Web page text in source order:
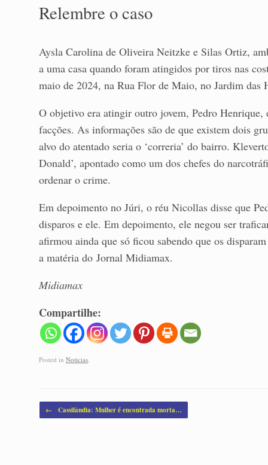
Relembre o caso
Aysla Carolina de Oliveira Neitzke e Silas Ortiz,
a uma casa quando foram atingidos por tiros nas
maio de 2024, na Rua Flor de Maio, no Jardim das
O objetivo era atingir outro jovem, Pedro
facções. As informações são de que existem dois
alvo do atentado seria o ‘correria’ do bairro.
Donald’, apontado como um dos chefes do
ordenar o crime.
Em depoimento no Júri, o réu Nicollas disse que
disparos e ele. Em depoimento, ele negou ser
afirmou ainda que só ficou sabendo que os
a matéria do Jornal Midiamax.
Midiamax
Compartilhe:
Posted in Noticias
Post navigation
← Cassilândia: Mulher é encontrada morta…